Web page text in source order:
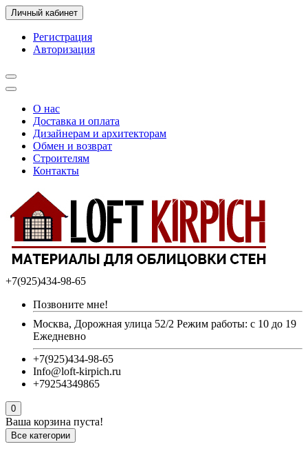
Личный кабинет
Регистрация
Авторизация
О нас
Доставка и оплата
Дизайнерам и архитекторам
Обмен и возврат
Строителям
Контакты
+7(925)434-98-65
Позвоните мне!
Москва, Дорожная улица 52/2 Режим работы: с 10 до 19
Ежедневно
+7(925)434-98-65
Info@loft-kirpich.ru
+79254349865
0
Ваша корзина пуста!
Все категории